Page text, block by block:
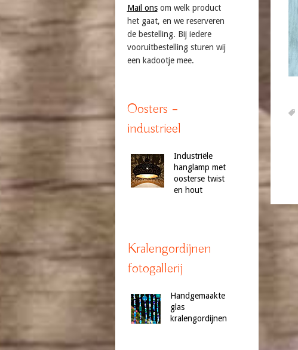
Mail onsom welk product
het gaat, en we reserveren
de bestelling. Bij iedere
vooruitbestelling sturen wij
een kadootje mee.
Oosters –
industrieel
Industriële
hanglamp met
oosterse twist
en hout
Kralengordijnen
fotogallerij
Handgemaakte
glas
kralengordijnen